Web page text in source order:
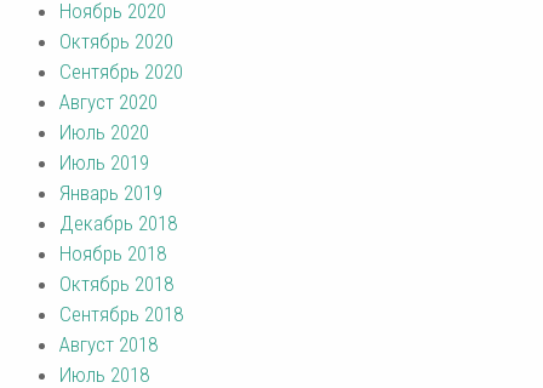
Ноябрь 2020
Октябрь 2020
Сентябрь 2020
Август 2020
Июль 2020
Июль 2019
Январь 2019
Декабрь 2018
Ноябрь 2018
Октябрь 2018
Сентябрь 2018
Август 2018
Июль 2018